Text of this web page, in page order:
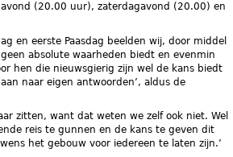
(20.00 uur), zaterdagavond (20.00) en
en eerste Paasdag beelden wij, door middel
absolute waarheden biedt en evenmin
hen die nieuwsgierig zijn wel de kans biedt
naar eigen antwoorden’, aldus de
zitten, want dat weten we zelf ook niet. Wel
reis te gunnen en de kans te geven dit
het gebouw voor iedereen te laten zijn.’